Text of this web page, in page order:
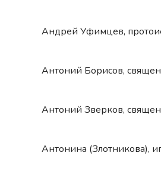
Андрей Уфимцев,
Антоний Борисов,
Антоний Зверков,
Антонина (Злотникова),